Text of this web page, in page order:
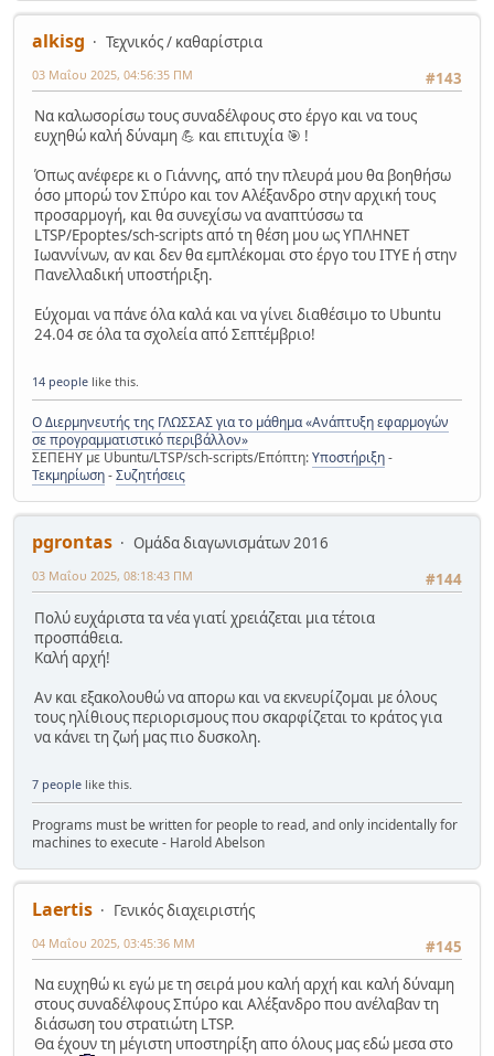
alkisg
Τεχνικός / καθαρίστρια
#143
03 Μαΐου 2025, 04:56:35 ΠΜ
Να καλωσορίσω τους συναδέλφους στο έργο και να τους
ευχηθώ καλή δύναμη 💪 και επιτυχία 🎯 !
Όπως ανέφερε κι ο Γιάννης, από την πλευρά μου θα βοηθήσω
όσο μπορώ τον Σπύρο και τον Αλέξανδρο στην αρχική τους
προσαρμογή, και θα συνεχίσω να αναπτύσσω τα
LTSP/Epoptes/sch-scripts από τη θέση μου ως ΥΠΛΗΝΕΤ
Ιωαννίνων, αν και δεν θα εμπλέκομαι στο έργο του ΙΤΥΕ ή στην
Πανελλαδική υποστήριξη.
Εύχομαι να πάνε όλα καλά και να γίνει διαθέσιμο το Ubuntu
24.04 σε όλα τα σχολεία από Σεπτέμβριο!
14 people like this.
Ο Διερμηνευτής της ΓΛΩΣΣΑΣ για το μάθημα «Ανάπτυξη εφαρμογών
σε προγραμματιστικό περιβάλλον»
ΣΕΠΕΗΥ με Ubuntu/LTSP/sch-scripts/Επόπτη:Υποστήριξη-
Τεκμηρίωση-Συζητήσεις
pgrontas
Ομάδα διαγωνισμάτων 2016
#144
03 Μαΐου 2025, 08:18:43 ΠΜ
Πολύ ευχάριστα τα νέα γιατί χρειάζεται μια τέτοια
προσπάθεια.
Καλή αρχή!
Αν και εξακολουθώ να απορω και να εκνευρίζομαι με όλους
τους ηλίθιους περιορισμους που σκαρφίζεται το κράτος για
να κάνει τη ζωή μας πιο δυσκολη.
7 people like this.
Programs must be written for people to read, and only incidentally for
machines to execute - Harold Abelson
Laertis
Γενικός διαχειριστής
#145
04 Μαΐου 2025, 03:45:36 ΜΜ
Να ευχηθώ κι εγώ με τη σειρά μου καλή αρχή και καλή δύναμη
στους συναδέλφους Σπύρο και Αλέξανδρο που ανέλαβαν τη
διάσωση του στρατιώτη LTSP.
Θα έχουν τη μέγιστη υποστηρίξη απο όλους μας εδώ μεσα στο